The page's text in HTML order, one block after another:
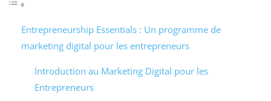
Entrepreneurship Essentials : Un programme de
marketing digital pour les entrepreneurs
Introduction au Marketing Digital pour les
Entrepreneurs